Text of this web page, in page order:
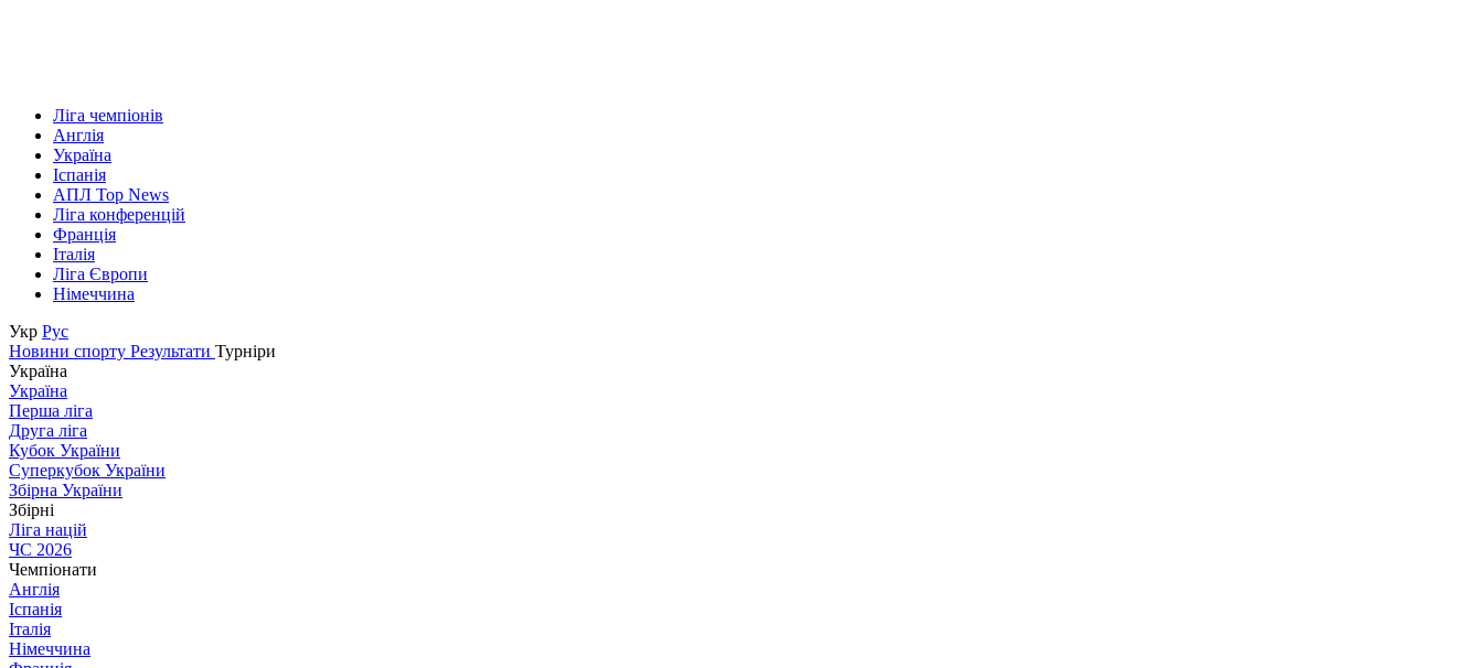
Ліга чемпіонів
Англія
Україна
Іспанія
АПЛ Top News
Ліга конференцій
Франція
Італія
Ліга Європи
Німеччина
Укр Рус
Новини спорту Результати Турніри
Україна
Україна
Перша ліга
Друга ліга
Кубок України
Суперкубок України
Збірна України
Збірні
Ліга націй
ЧС 2026
Чемпіонати
Англія
Іспанія
Італія
Німеччина